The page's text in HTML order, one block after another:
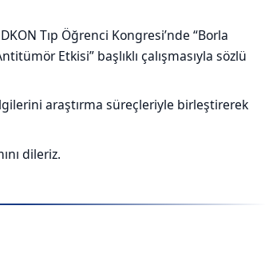
Tıp Öğrenci Kongresi’nde “Borla
Etkisi” başlıklı çalışmasıyla sözlü
araştırma süreçleriyle birleştirerek
dileriz.